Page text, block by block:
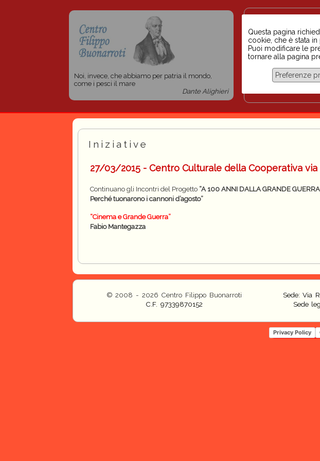
Noi, invece, che abbiamo per patria il mondo,
come i pesci il mare
Dante Alighieri
razzismo
Home
Progetti per le
Questa pagina
cookie, che è stata in
Puoi modificare le
tornare alla pagina
Preferenze
Iniziative
27/03/2015 - Centro Culturale della Cooperativa via
Continuano gli Incontri del Progetto “A 100 ANNI DALLA GRANDE
Perché tuonarono i cannoni d’agosto”
“Cinema e Grande Guerra”
Fabio Mantegazza
© 2008 - 2026 Centro Filippo Buonarroti
C.F. 97339870152
Sede: Via
Sede
Privacy Policy